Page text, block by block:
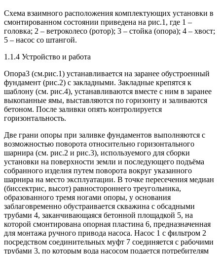
Схема взаимного расположения комплектующих установки в
смонтированном состоянии приведена на рис.1, где 1 –
головка; 2 – ветроколесо (ротор); 3 – стойка (опора); 4 – хвост;
5 – насос со штангой.
1.1.4 Устройство и работа
Опора3 (см.рис.1) устанавливается на заранее обустроенный
фундамент (рис.2) с закладными. Закладные крепятся к
шаблону (см. рис.4), устанавливаются вместе с ним в заранее
выкопанные ямы, выставляются по горизонту и заливаются
бетоном. После заливки опять контролируется
горизонтальность.
Две грани опоры при заливке фундаментов выполняются с
возможностью поворота относительно горизонтального
шарнира (см. рис.2 и рис.3), используемого для сборки
установки на поверхности земли и последующего подъёма
собранного изделия путем поворота вокруг указанного
шарнира на место эксплуатации. В точке пересечения медиан
(биссектрис, высот) равностороннего треугольника,
образованного тремя ногами опоры, у основания
заблаговременно обустраивается скважина с обсадными
трубами 4, заканчивающаяся бетонной площадкой 5, на
которой смонтирована опорная пластина 6, предназначенная
для монтажа ручного привода насоса. Насос 1 с фильтром 2
посредством соединительных муфт 7 соединяется с рабочими
трубами 3, по которым вода насосом подается потребителям